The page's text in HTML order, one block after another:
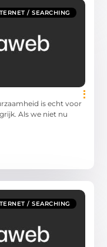
/ SEARCHING
is echt voor
Als we niet nu
/ SEARCHING